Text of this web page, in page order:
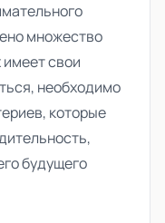
множество
свои
необходимо
которые
будущего